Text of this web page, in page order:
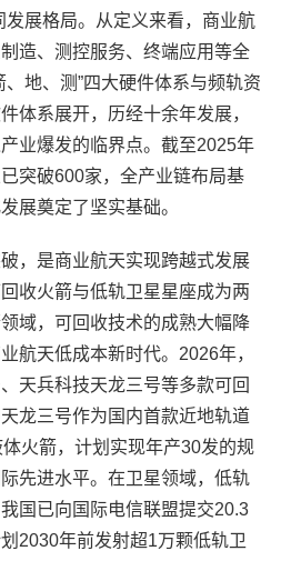
发展格局。从定义来看，商业航
造、测控服务、终端应用等全
地、测”四大硬件体系与频轨资
体系展开，历经十余年发展，
业爆发的临界点。截至2025年
突破600家，全产业链布局基
展奠定了坚实基础。
是商业航天实现跨越式发展
收火箭与低轨卫星星座成为两
域，可回收技术的成熟大幅降
航天低成本新时代。2026年，
天兵科技天龙三号等多款可回
龙三号作为国内首款近地轨道
火箭，计划实现年产30发的规
先进水平。在卫星领域，低轨
国已向国际电信联盟提交20.3
2030年前发射超1万颗低轨卫